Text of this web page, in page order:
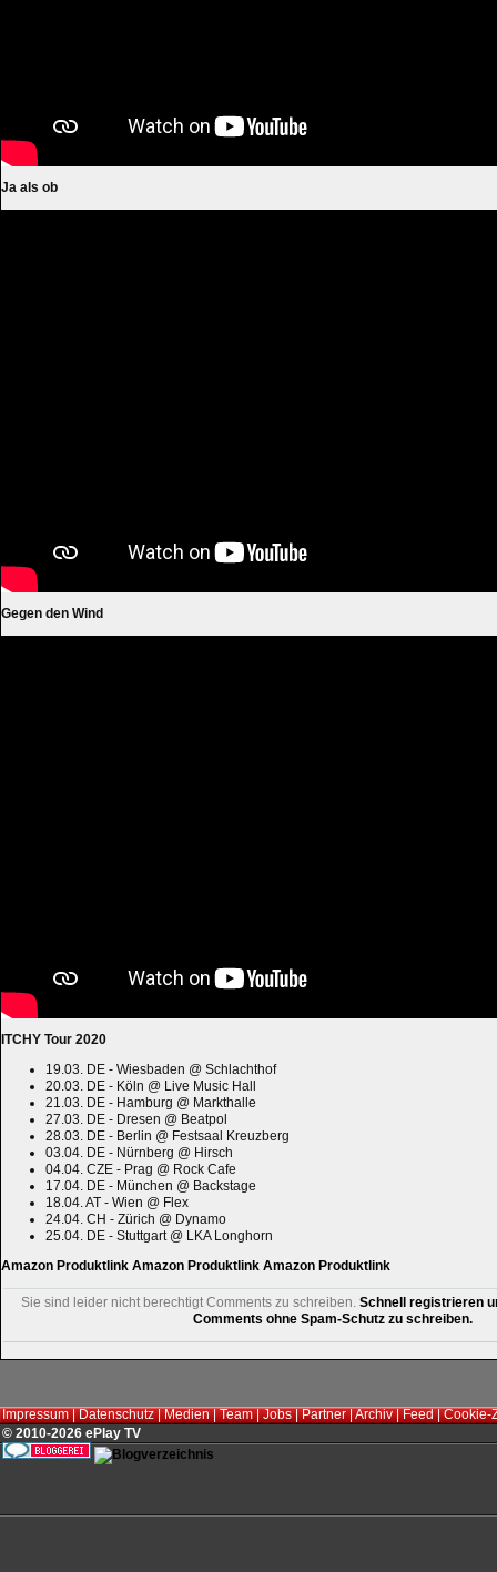
Ja als ob
Gegen den Wind
ITCHY Tour 2020
19.03. DE - Wiesbaden @ Schlachthof
20.03. DE - Köln @ Live Music Hall
21.03. DE - Hamburg @ Markthalle
27.03. DE - Dresen @ Beatpol
28.03. DE - Berlin @ Festsaal Kreuzberg
03.04. DE - Nürnberg @ Hirsch
04.04. CZE - Prag @ Rock Cafe
17.04. DE - München @ Backstage
18.04. AT - Wien @ Flex
24.04. CH - Zürich @ Dynamo
25.04. DE - Stuttgart @ LKA Longhorn
Amazon Produktlink Amazon Produktlink Amazon Produktlink
Sie sind leider nicht berechtigt Comments zu schreiben. Schnell registrieren
Comments ohne Spam-Schutz zu schreiben.
Impressum|Datenschutz|Medien|Team|Jobs|Partner|Archiv|Feed|Cookie-
© 2010-2026 ePlay TV